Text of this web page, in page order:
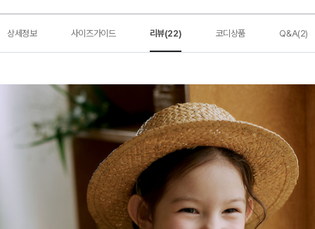
상세정보 사이즈가이드 리뷰(22) 코디상품 Q&A(2)